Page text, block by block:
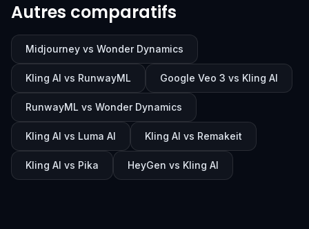
Autres comparatifs
Midjourney vs Wonder Dynamics
Kling AI vs RunwayML Google Veo 3 vs Kling AI
RunwayML vs Wonder Dynamics
Kling AI vs Luma AI Kling AI vs Remakeit
Kling AI vs Pika HeyGen vs Kling AI